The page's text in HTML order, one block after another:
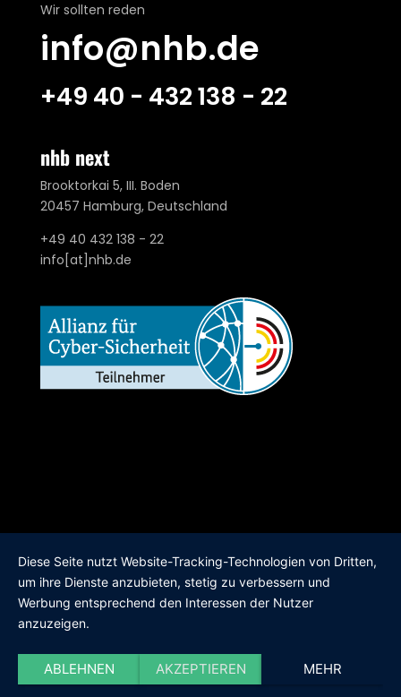
Wir sollten reden
info@nhb.de
+49 40 - 432 138 - 22
nhb next
Brooktorkai 5, III. Boden
20457 Hamburg, Deutschland
+49 40 432 138 - 22
info[at]nhb.de
Diese Seite nutzt Website-Tracking-Technologien von Dritten,
um ihre Dienste anzubieten, stetig zu verbessern und
Werbung entsprechend den Interessen der Nutzer
anzuzeigen.
ABLEHNEN AKZEPTIEREN MEHR